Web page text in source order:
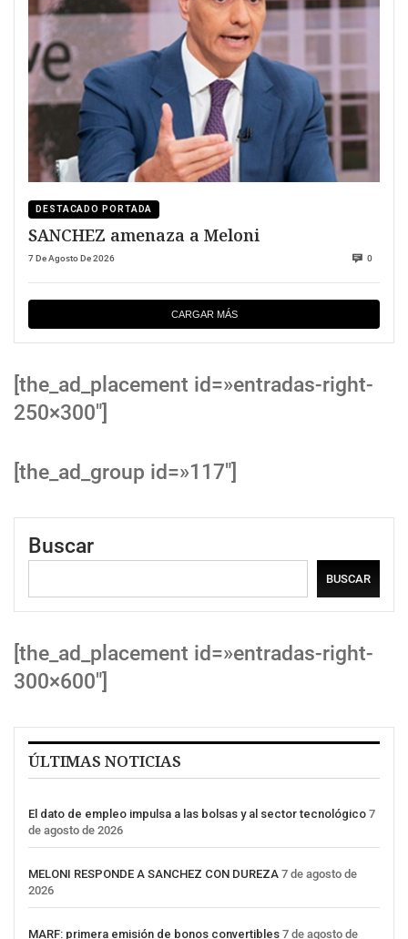
DESTACADO PORTADA
SANCHEZ amenaza a Meloni
7 De Agosto De 2026 0
CARGAR MÁS
[the_ad_placement id=»entradas-right-
250×300″]
[the_ad_group id=»117″]
Buscar
BUSCAR
[the_ad_placement id=»entradas-right-
300×600″]
ÚLTIMAS NOTICIAS
El dato de empleo impulsa a las bolsas y al sector tecnológico 7
de agosto de 2026
MELONI RESPONDE A SANCHEZ CON DUREZA 7 de agosto de
2026
MARF: primera emisión de bonos convertibles 7 de agosto de